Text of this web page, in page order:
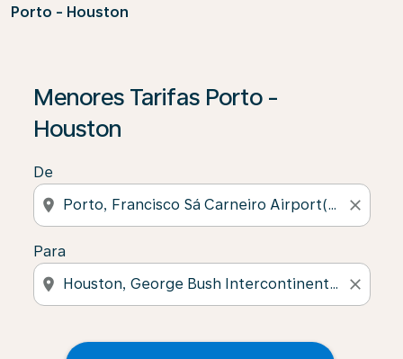
Porto - Houston
Menores Tarifas Porto -
Houston
De
location_on close
Para
location_on close